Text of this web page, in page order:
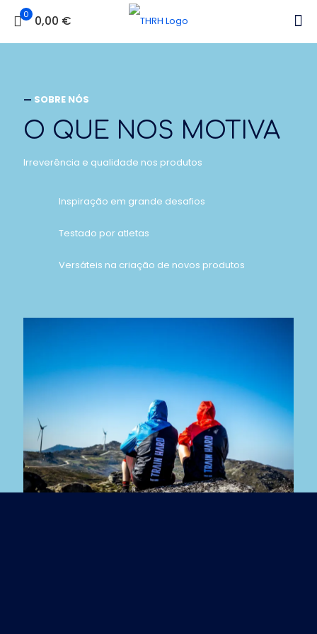
0 0,00 €
— SOBRE NÓS
O QUE NOS MOTIVA
Irreverência e qualidade nos produtos
Inspiração em grande desafios
Testado por atletas
Versáteis na criação de novos produtos